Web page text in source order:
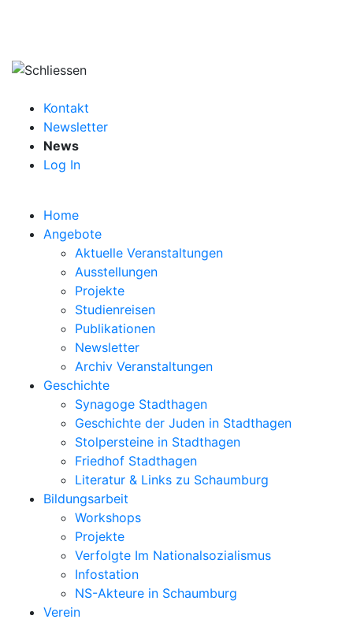
Kontakt
Newsletter
News
Log In
Home
Angebote
Aktuelle Veranstaltungen
Ausstellungen
Projekte
Studienreisen
Publikationen
Newsletter
Archiv Veranstaltungen
Geschichte
Synagoge Stadthagen
Geschichte der Juden in Stadthagen
Stolpersteine in Stadthagen
Friedhof Stadthagen
Literatur & Links zu Schaumburg
Bildungsarbeit
Workshops
Projekte
Verfolgte Im Nationalsozialismus
Infostation
NS-Akteure in Schaumburg
Verein